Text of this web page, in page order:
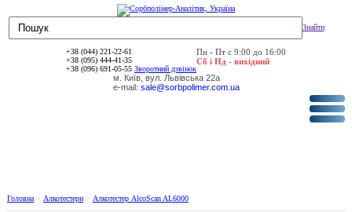
Знайти
+38 (044) 221-22-61
+38 (095) 444-41-35
+38 (096) 691-05-55 Зворотний дзвінок
Пн - Пт с 9:00 до 16:00
Сб і Нд - вихідний
м. Київ, вул. Львівська 22а
e-mail: sale@sorbpolimer.com.ua
Головна> Алкотестери> Алкотестер AlcoScan AL6000